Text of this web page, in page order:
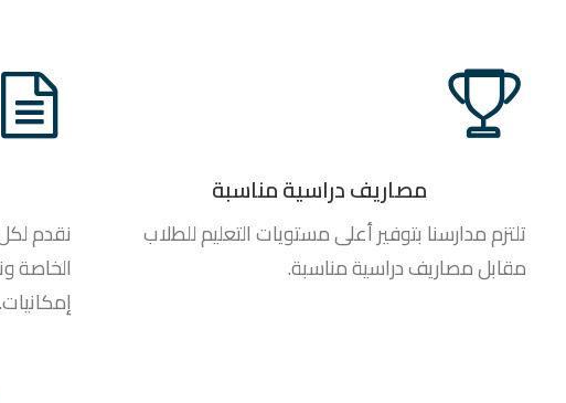
مصاريف دراسية مناسبة
تلتزم مدارسنا بتوفير أعلى مستويات التعليم للطلاب
مقابل مصاريف دراسية مناسبة.
نقدم
الخاصة
إمكانيات.